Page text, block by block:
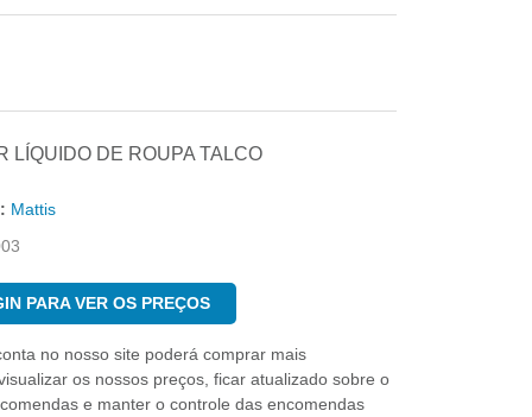
LÍQUIDO DE ROUPA TALCO
Mattis
PARA VER OS PREÇOS
no nosso site poderá comprar mais
os nossos preços, ficar atualizado sobre o
e manter o controle das encomendas